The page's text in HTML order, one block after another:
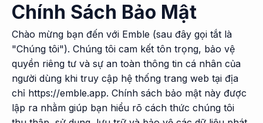
Chính Sách Bảo Mật
Chào mừng bạn đến với Emble (sau đây gọi tắt là
"Chúng tôi"). Chúng tôi cam kết tôn trọng, bảo vệ
quyền riêng tư và sự an toàn thông tin cá nhân của
người dùng khi truy cập hệ thống trang web tại địa
chỉ https://emble.app. Chính sách bảo mật này được
lập ra nhằm giúp bạn hiểu rõ cách thức chúng tôi